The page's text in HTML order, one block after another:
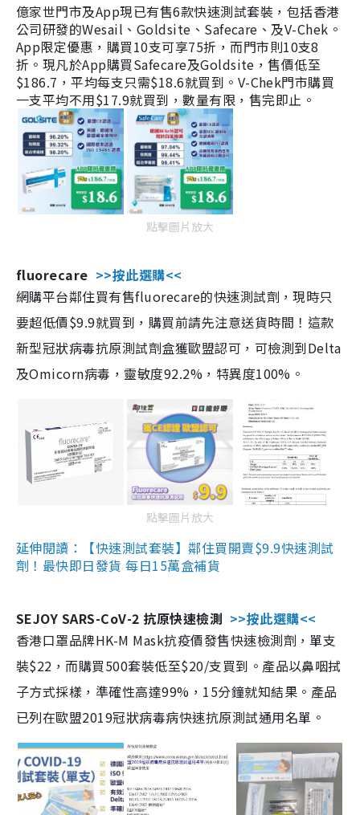
億家世門市及App現已有售6款快速測試套裝，包括香港
公司研發的Wesail、Goldsite、Safecare、及V-Chek。
App限定優惠，購買10支可享75折，而門市則10支8
折。現凡於App購買Safecare及Goldsite，售價低至
$186.7，平均每支只需$18.6就買到。V-Chek門市購買
一支平均不用$17.9就買到，數量有限，售完即止。
點擊圖片放大
fluorecare >>按此選購<<
網購平台鄰住買有售fluorecare的快速測試劑，現時只
要超低價$9.9就買到，購買前請先注意送貨時間！這款
新型冠狀病毒抗原測試劑盒獲歐盟認可，可檢測到Delta
及Omicorn病毒，靈敏度92.2%，特異度100%。
點擊圖片放大
延伸閱讀：【快速測試套裝】鄰住買開賣$9.9快速測試
劑！最快即日發貨 每日15萬盒補貨
SEJOY SARS-CoV-2 抗原快速檢測 >>按此選購<<
香港口罩品牌HK-M Mask抗疫價發售快速檢測劑，單支
裝$22，而購買500套裝低至$20/支買到。產品以鼻咽拭
子方式採樣，準確性高達99%，15分鐘就知結果。產品
已列在歐盟2019冠狀病毒病快速抗原測試通用名單。